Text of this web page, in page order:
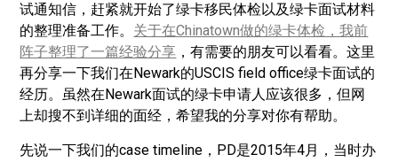
试通知信，赶紧就开始了绿卡移民体检以及绿卡面试材料
的整理准备工作。 关于在Chinatown做的绿卡体检，我前
阵子整理了一篇经验分享 ，有需要的朋友可以看看。这里
再分享一下我们在Newark的USCIS field office绿卡面试的
经历。虽然在Newark面试的绿卡申请人应该很多，但网
上却搜不到详细的面经，希望我的分享对你有帮助。
先说一下我们的case timeline，PD是2015年4月，当时办